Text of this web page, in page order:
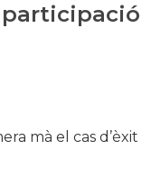
participació
mà el cas d’èxit